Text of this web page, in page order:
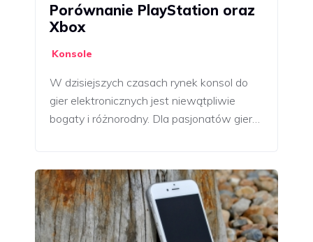
Porównanie PlayStation oraz
Xbox
Konsole
W dzisiejszych czasach rynek konsol do
gier elektronicznych jest niewątpliwie
bogaty i różnorodny. Dla pasjonatów gier…